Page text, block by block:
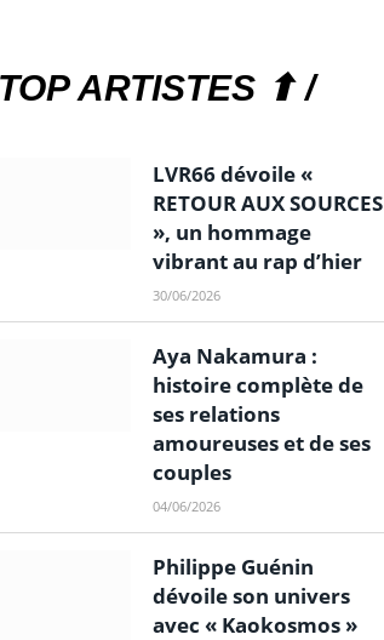
TOP ARTISTES ⬆ /
LVR66 dévoile «
RETOUR AUX SOURCES
», un hommage
vibrant au rap d’hier
30/06/2026
Aya Nakamura :
histoire complète de
ses relations
amoureuses et de ses
couples
04/06/2026
Philippe Guénin
dévoile son univers
avec « Kaokosmos »